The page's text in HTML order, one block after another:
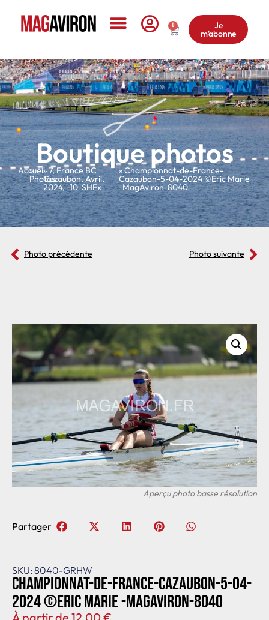
0 Je
m'abonne
Boutique photos
Accueil
»
Photos
»7,France BC
Cazaubon,Avril,
2024,-10-SHFx
» Championnat-de-France-
Cazaubon-5-04-2024 ©Eric Marie
-MagAviron-8040
Photo précédente Photo suivante
SKU: 8040-GRHW
Championnat-de-France-Cazaubon-5-04-
2024 ©Eric Marie -MagAviron-8040
Partager